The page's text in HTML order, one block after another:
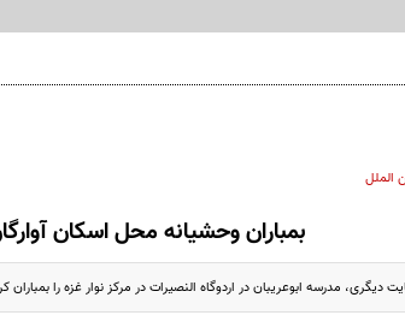
الملل
بمباران وحشیانه محل اسکان
دیگری، مدرسه ابوعریبان در اردوگاه النصیرات در مرکز نوار غزه را